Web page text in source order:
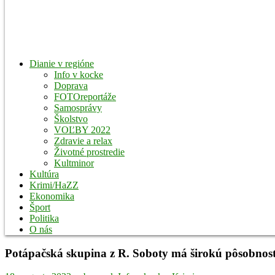
Dianie v regióne
Info v kocke
Doprava
FOTOreportáže
Samosprávy
Školstvo
VOĽBY 2022
Zdravie a relax
Životné prostredie
Kultminor
Kultúra
Krimi/HaZZ
Ekonomika
Šport
Politika
O nás
Potápačská skupina z R. Soboty má širokú